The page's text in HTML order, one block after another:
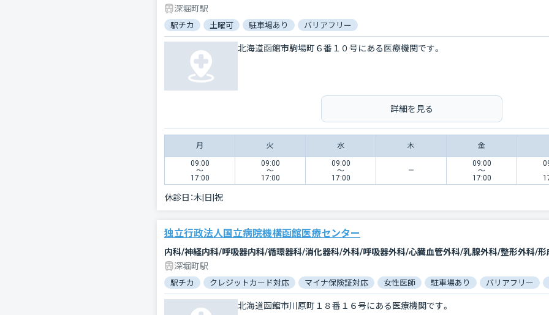
深堀町駅
駅チカ 土曜可 駐車場あり バリアフリー
北海道函館市駒場町６番１０号にある医療機関です。
詳細を見る
月 火 水 木 金
09:00
〜
17:00
09:00
〜
17:00
09:00
〜
17:00
09:00
〜
17:00
休診日：木|日|祝
独立行政法人国立病院機構函館医療センター
深堀町駅
駅チカ クレジットカード対応 マイナ保険証対応 女性医師 駐車場あり バリアフリー
北海道函館市川原町１８番１６号にある医療機関です。